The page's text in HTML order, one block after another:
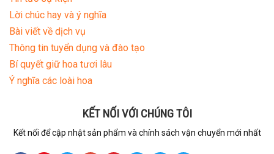
Lời chúc hay và ý nghĩa
Bài viết về dịch vụ
Thông tin tuyển dụng và đào tạo
Bí quyết giữ hoa tươi lâu
Ý nghĩa các loài hoa
KẾT NỐI VỚI CHÚNG TÔI
Kết nối để cập nhật sản phẩm và chính sách vận chuyển mới nhất